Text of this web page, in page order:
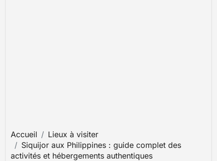
Accueil
Lieux à visiter
Siquijor aux Philippines : guide complet des
activités et hébergements authentiques